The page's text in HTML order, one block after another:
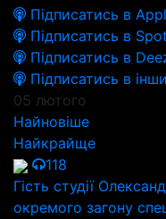
Підписатись в
Підписатись в
Підписатись в
Підписатись в
05 лютого
Найновіше
Найкрайще
118
Гість студії
окремого загону